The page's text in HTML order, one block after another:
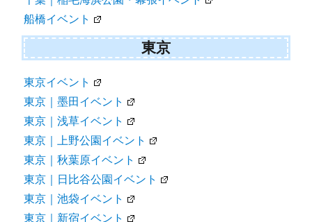
船橋イベント
東京
東京イベント
東京｜墨田イベント
東京｜浅草イベント
東京｜上野公園イベント
東京｜秋葉原イベント
東京｜日比谷公園イベント
東京｜池袋イベント
東京｜新宿イベント